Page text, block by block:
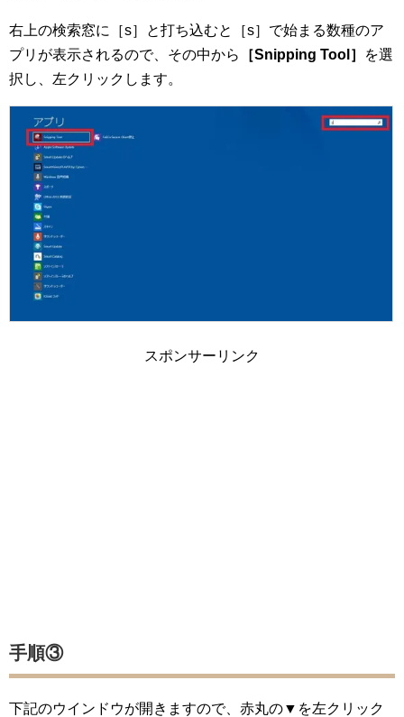
右上の検索窓に［s］と打ち込むと［s］で始まる数種のア
プリが表示されるので、その中から
［Snipping Tool］
を選
択し、左クリックします。
スポンサーリンク
手順③
下記のウインドウが開きますので、赤丸の▼を左クリック